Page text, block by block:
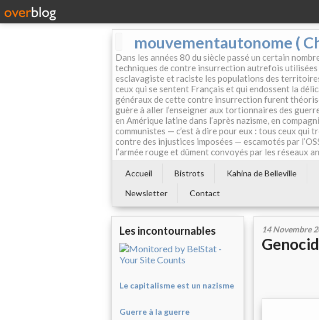
mouvementautonome (
Dans les années 80 du siècle passé un certain
techniques de contre insurrection autrefois
esclavagiste et raciste les populations des
ceux qui se sentent Français et qui endossent la
généraux de cette contre insurrection furent
guère à aller l’enseigner aux tortionnaires des
en Amérique latine dans l’après nazisme, en
communistes — c’est à dire pour eux : tous ceux
contre des injustices imposées — escamotés par
l’armée rouge et dûment convoyés par les réseaux
Accueil Bistrots Kahina de Belleville
Newsletter
Contact
Les incontournables
Le capitalisme est un nazisme
Guerre à la guerre
14 Novembre